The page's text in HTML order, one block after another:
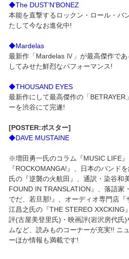
◆The DUST’N’BONEZ
本能を直撃するロックン・ロール・バ
たして今なお進化中!
◆Mardelas
最新作「Mardelas Ⅳ」が最高傑作であ
してみせた鮮烈なパフォーマンス!
◆THOUSAND EYES
最新作にして最高傑作の「BETRAYER
ーを渋谷にて完遂!
[POSTER:ポスター]
◆DAVE MUSTAINE
※増田勇一氏のコラム『MUSIC LIFE
『ROCKOMANGA!』、日本のバンド
氏の『逆襲の火航田』、通訳・染谷和
FOUND IN TRANSLATION』、落語家
でだ、若旦那!』、オーディオ専門店
江昌之氏の『THE STEREO XXCKING
評(古屋美登里氏)・映画評(岩沢房代氏
ムなど、読みものコーナーが充実!! ニ
ーほか情報も満載です!